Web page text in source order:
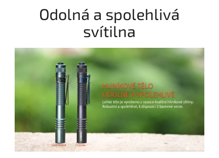
Odolná a spolehlivá
svítilna